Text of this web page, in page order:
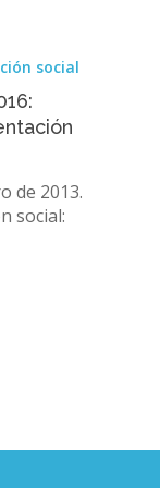
social
de 2013.
social: